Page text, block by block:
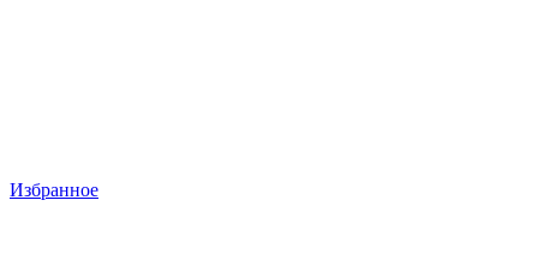
Избранное